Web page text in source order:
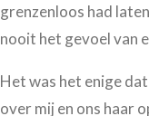
grenzenloos had
nooit het gevoel van
Het was het enige
over mij en ons haar